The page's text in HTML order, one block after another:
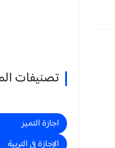
تصنيفات
اجازة التميز
الإجازة في التربية